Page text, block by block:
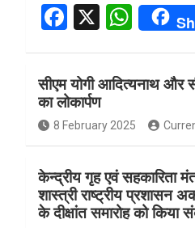
F
ce
b
o
o
k
X
W
s
A
p
p
सीएम योगी आदित्यनाथ और
का लोकार्पण
8 February 2025
केन्द्रीय गृह एवं सहकारिता
शास्त्री राष्ट्रीय प्रशासन
के दीक्षांत समारोह को किया